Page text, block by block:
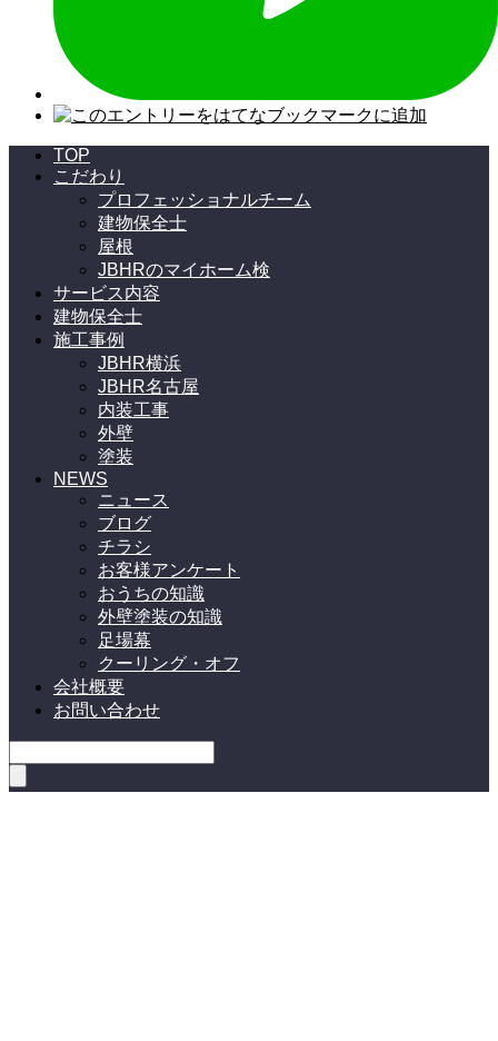
TOP
こだわり
プロフェッショナルチーム
建物保全士
屋根
JBHRのマイホーム検
サービス内容
建物保全士
施工事例
JBHR横浜
JBHR名古屋
内装工事
外壁
塗装
NEWS
ニュース
ブログ
チラシ
お客様アンケート
おうちの知識
外壁塗装の知識
足場幕
クーリング・オフ
会社概要
お問い合わせ